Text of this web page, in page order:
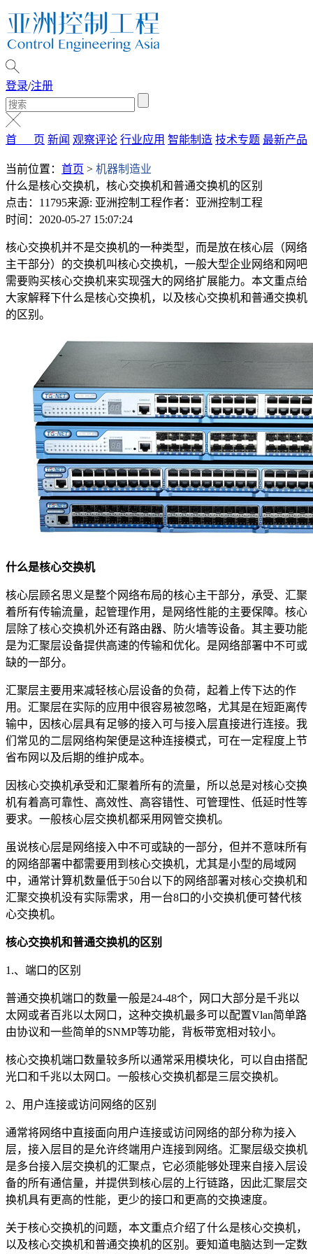
登录/注册
首 页 新闻 观察评论 行业应用 智能制造 技术专题 最新产品
当前位置： 首页 > 机器制造业
什么是核心交换机，核心交换机和普通交换机的区别
点击：11795来源: 亚洲控制工程作者：亚洲控制工程
时间：2020-05-27 15:07:24
核心交换机并不是交换机的一种类型，而是放在核心层（网络
主干部分）的交换机叫核心交换机，一般大型企业网络和网吧
需要购买核心交换机来实现强大的网络扩展能力。本文重点给
大家解释下什么是核心交换机，以及核心交换机和普通交换机
的区别。
什么是核心交换机
核心层顾名思义是整个网络布局的核心主干部分，承受、汇聚
着所有传输流量，起管理作用，是网络性能的主要保障。核心
层除了核心交换机外还有路由器、防火墙等设备。其主要功能
是为汇聚层设备提供高速的传输和优化。是网络部署中不可或
缺的一部分。
汇聚层主要用来减轻核心层设备的负荷，起着上传下达的作
用。汇聚层在实际的应用中很容易被忽略，尤其是在短距离传
输中，因核心层具有足够的接入可与接入层直接进行连接。我
们常见的二层网络构架便是这种连接模式，可在一定程度上节
省布网以及后期的维护成本。
因核心交换机承受和汇聚着所有的流量，所以总是对核心交换
机有着高可靠性、高效性、高容错性、可管理性、低延时性等
要求。一般核心层交换机都采用网管交换机。
虽说核心层是网络接入中不可或缺的一部分，但并不意味所有
的网络部署中都需要用到核心交换机，尤其是小型的局域网
中，通常计算机数量低于50台以下的网络部署对核心交换机和
汇聚交换机没有实际需求，用一台8口的小交换机便可替代核
心交换机。
核心交换机和普通交换机的区别
1.、端口的区别
普通交换机端口的数量一般是24-48个，网口大部分是千兆以
太网或者百兆以太网口，这种交换机最多可以配置Vlan简单路
由协议和一些简单的SNMP等功能，背板带宽相对较小。
核心交换机端口数量较多所以通常采用模块化，可以自由搭配
光口和千兆以太网口。一般核心交换机都是三层交换机。
2、用户连接或访问网络的区别
通常将网络中直接面向用户连接或访问网络的部分称为接入
层，接入层目的是允许终端用户连接到网络。汇聚层级交换机
是多台接入层交换机的汇聚点，它必须能够处理来自接入层设
备的所有通信量，并提供到核心层的上行链路，因此汇聚层交
换机具有更高的性能，更少的接口和更高的交换速度。
关于核心交换机的问题，本文重点介绍了什么是核心交换机，
以及核心交换机和普通交换机的区别。要知道电脑达到一定数